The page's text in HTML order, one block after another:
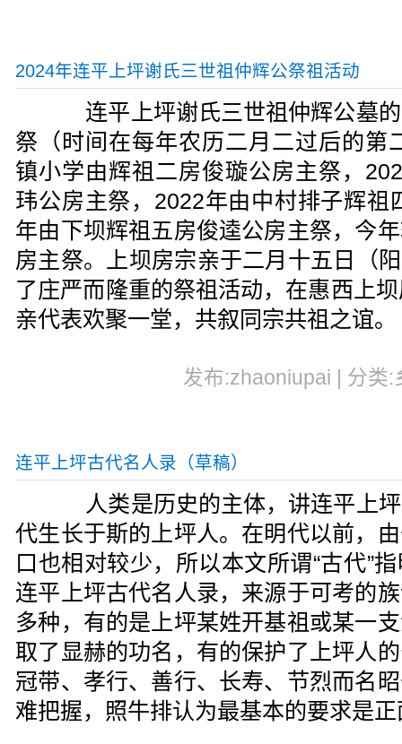
2024年连平上坪谢氏三世祖仲辉公祭祖活动
连平上坪谢氏三世祖仲辉公墓的
祭（时间在每年农历二月二过后的第
镇小学由辉祖二房俊璇公房主祭，
玮公房主祭，2022年由中村排子辉祖
年由下坝辉祖五房俊逵公房主祭，今
房主祭。上坝房宗亲于二月十五日（
了庄严而隆重的祭祖活动，在惠西上
亲代表欢聚一堂，共叙同宗共祖之谊。
发布:zhaoniupai | 分类
连平上坪古代名人录（草稿）
人类是历史的主体，讲连平上坪
代生长于斯的上坪人。在明代以前，
口也相对较少，所以本文所谓“古代”
连平上坪古代名人录，来源于可考的
多种，有的是上坪某姓开基祖或某一
取了显赫的功名，有的保护了上坪人
冠带、孝行、善行、长寿、节烈而名
难把握，照牛排认为最基本的要求是